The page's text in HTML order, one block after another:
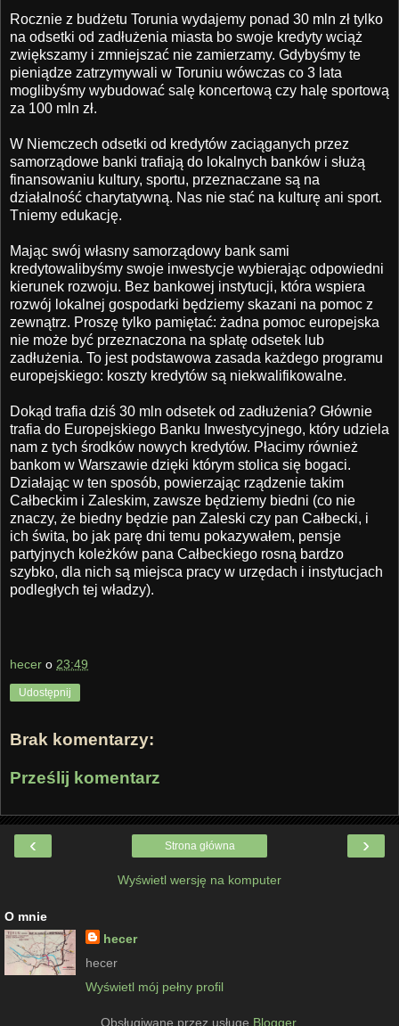
Rocznie z budżetu Torunia wydajemy ponad 30 mln zł tylko
na odsetki od zadłużenia miasta bo swoje kredyty wciąż
zwiększamy i zmniejszać nie zamierzamy. Gdybyśmy te
pieniądze zatrzymywali w Toruniu wówczas co 3 lata
moglibyśmy wybudować salę koncertową czy halę sportową
za 100 mln zł.
W Niemczech odsetki od kredytów zaciąganych przez
samorządowe banki trafiają do lokalnych banków i służą
finansowaniu kultury, sportu, przeznaczane są na
działalność charytatywną. Nas nie stać na kulturę ani sport.
Tniemy edukację.
Mając swój własny samorządowy bank sami
kredytowalibyśmy swoje inwestycje wybierając odpowiedni
kierunek rozwoju. Bez bankowej instytucji, która wspiera
rozwój lokalnej gospodarki będziemy skazani na pomoc z
zewnątrz. Proszę tylko pamiętać: żadna pomoc europejska
nie może być przeznaczona na spłatę odsetek lub
zadłużenia. To jest podstawowa zasada każdego programu
europejskiego: koszty kredytów są niekwalifikowalne.
Dokąd trafia dziś 30 mln odsetek od zadłużenia? Głównie
trafia do Europejskiego Banku Inwestycyjnego, który udziela
nam z tych środków nowych kredytów. Płacimy również
bankom w Warszawie dzięki którym stolica się bogaci.
Działając w ten sposób, powierzając rządzenie takim
Całbeckim i Zaleskim, zawsze będziemy biedni (co nie
znaczy, że biedny będzie pan Zaleski czy pan Całbecki, i
ich świta, bo jak parę dni temu pokazywałem, pensje
partyjnych koleżków pana Całbeckiego rosną bardzo
szybko, dla nich są miejsca pracy w urzędach i instytucjach
podległych tej władzy).
hecer o 23:49
Udostępnij
Brak komentarzy:
Prześlij komentarz
‹ ›
Strona główna
Wyświetl wersję na komputer
O mnie
hecer
hecer
Wyświetl mój pełny profil
Obsługiwane przez usługę Blogger.